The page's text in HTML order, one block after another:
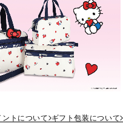
ントについて ギフト包装について